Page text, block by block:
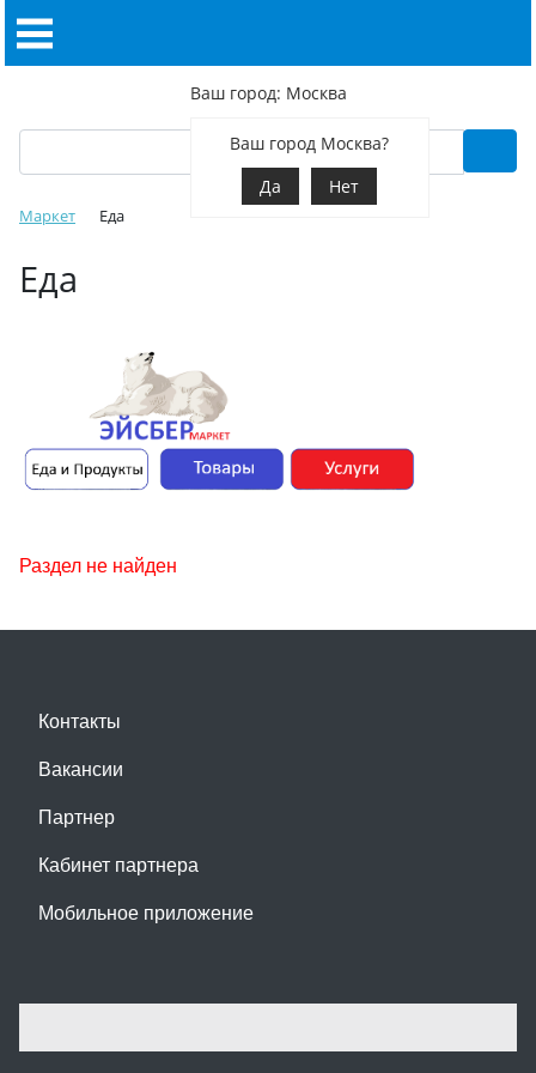
Ваш город: Москва
Ваш город Москва?
Да
Нет
Маркет Еда
Еда
Раздел не найден
Контакты
Вакансии
Партнер
Кабинет партнера
Мобильное приложение